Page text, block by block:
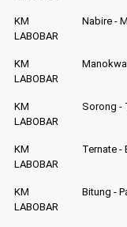
KM
LABOBAR
Nabire -
KM
LABOBAR
KM
LABOBAR
Sorong -
KM
LABOBAR
Ternate -
KM
LABOBAR
Bitung -